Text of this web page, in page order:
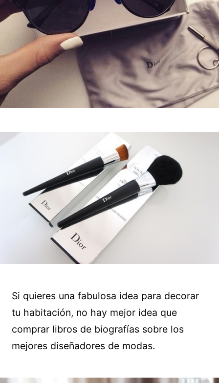
Si quieres una fabulosa idea para decorar
tu habitación, no hay mejor idea que
comprar libros de biografías sobre los
mejores diseñadores de modas.